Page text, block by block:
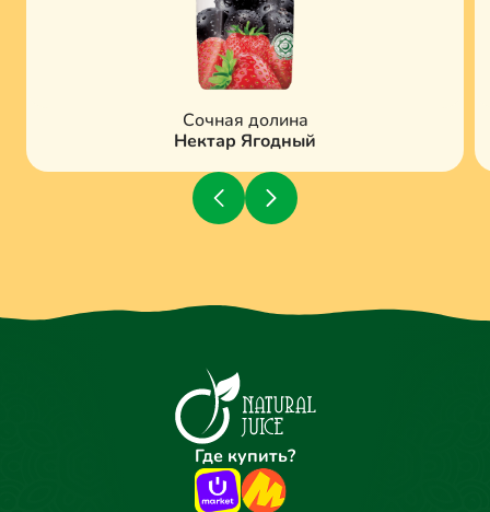
Сочная долина
Нектар Ягодный
Где купить?